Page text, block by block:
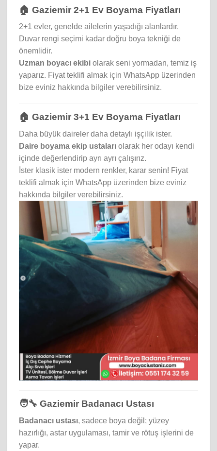
🏠 Gaziemir 2+1 Ev Boyama Fiyatları
2+1 evler, genelde ailelerin yaşadığı alanlardır.
Duvar rengi seçimi kadar doğru boya tekniği de
önemlidir.
Uzman boyacı ekibi olarak seni yormadan, temiz iş
yaparız. Fiyat teklifi almak için WhatsApp üzerinden
bize eviniz hakkında bilgiler verebilirsiniz.
🏠 Gaziemir 3+1 Ev Boyama Fiyatları
Daha büyük daireler daha detaylı işçilik ister.
Daire boyama ekip ustaları olarak her odayı kendi
içinde değerlendirip ayrı ayrı çalışırız.
İster klasik ister modern renkler, karar senin! Fiyat
teklifi almak için WhatsApp üzerinden bize eviniz
hakkında bilgiler verebilirsiniz.
🧑‍🔧 Gaziemir Badanacı Ustası
Badanacı ustası, sadece boya değil; yüzey
hazırlığı, astar uygulaması, tamir ve rötuş işlerini de
yapar.